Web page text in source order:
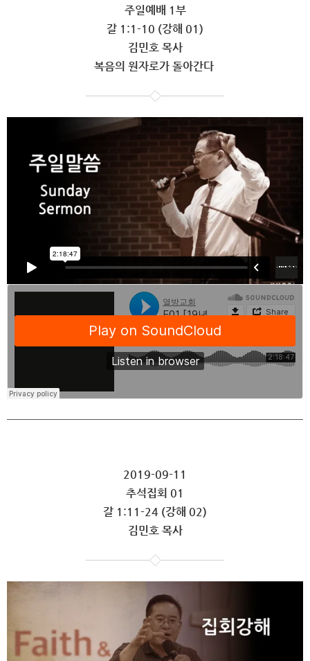
주일예배 1부
갈 1:1-10 (강해 01)
김민호 목사
복음의 원자로가 돌아간다
2019-09-11
추석집회 01
갈 1:11-24 (강해 02)
김민호 목사